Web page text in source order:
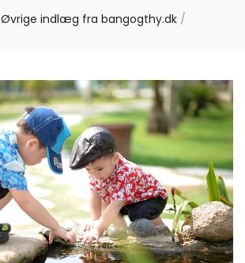
Øvrige indlæg fra bangogthy.dk /